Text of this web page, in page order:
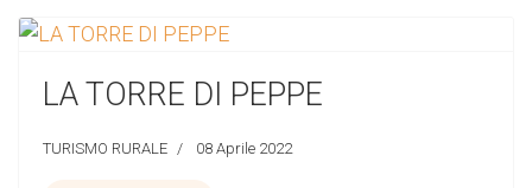
LA TORRE DI PEPPE
TURISMO RURALE 08 Aprile 2022